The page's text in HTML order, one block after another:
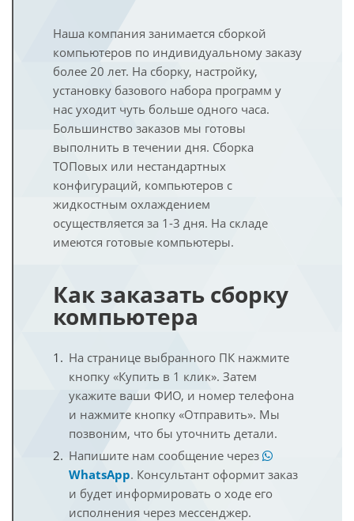
Наша компания занимается сборкой
компьютеров по индивидуальному заказу
более 20 лет. На сборку, настройку,
установку базового набора программ у
нас уходит чуть больше одного часа.
Большинство заказов мы готовы
выполнить в течении дня. Сборка
ТОПовых или нестандартных
конфигураций, компьютеров с
жидкостным охлаждением
осуществляется за 1-3 дня. На складе
имеются готовые компьютеры.
Как заказать сборку
компьютера
На странице выбранного ПК нажмите
кнопку «Купить в 1 клик». Затем
укажите ваши ФИО, и номер телефона
и нажмите кнопку «Отправить». Мы
позвоним, что бы уточнить детали.
Напишите нам сообщение через
WhatsApp. Консультант оформит заказ
и будет информировать о ходе его
исполнения через мессенджер.